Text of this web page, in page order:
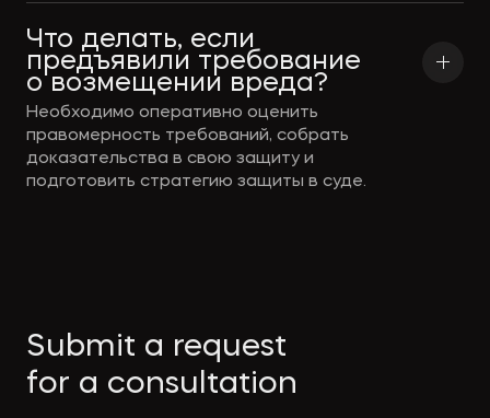
Что делать, если
предъявили требование
о возмещении вреда?
Необходимо оперативно оценить
правомерность требований, собрать
доказательства в свою защиту и
подготовить стратегию защиты в суде.
Submit a request
for a consultation